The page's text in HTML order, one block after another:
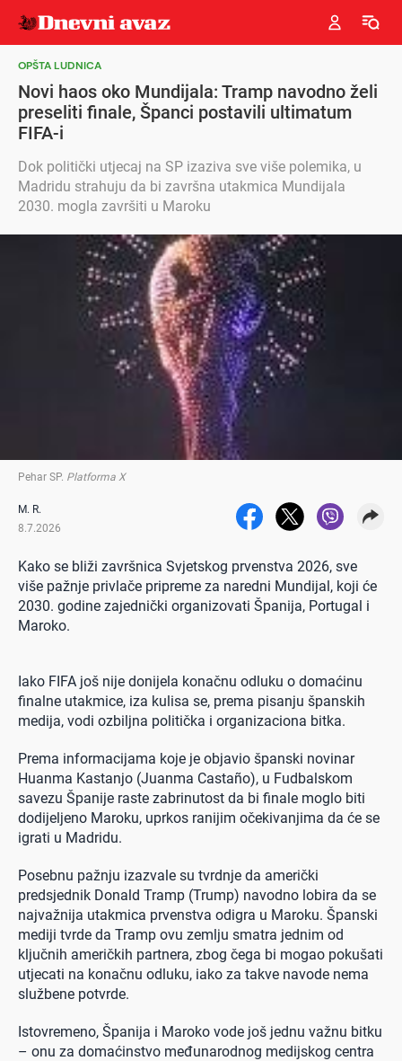
OPŠTA LUDNICA
Novi haos oko Mundijala: Tramp navodno želi
preseliti finale, Španci postavili ultimatum
FIFA-i
Dok politički utjecaj na SP izaziva sve više polemika, u
Madridu strahuju da bi završna utakmica Mundijala
2030. mogla završiti u Maroku
Pehar SP. Platforma X
M. R.
8.7.2026
Kako se bliži završnica Svjetskog prvenstva 2026, sve
više pažnje privlače pripreme za naredni Mundijal, koji će
2030. godine zajednički organizovati Španija, Portugal i
Maroko.
Iako FIFA još nije donijela konačnu odluku o domaćinu
finalne utakmice, iza kulisa se, prema pisanju španskih
medija, vodi ozbiljna politička i organizaciona bitka.
Prema informacijama koje je objavio španski novinar
Huanma Kastanjo (Juanma Castaño), u Fudbalskom
savezu Španije raste zabrinutost da bi finale moglo biti
dodijeljeno Maroku, uprkos ranijim očekivanjima da će se
igrati u Madridu.
Posebnu pažnju izazvale su tvrdnje da američki
predsjednik Donald Tramp (Trump) navodno lobira da se
najvažnija utakmica prvenstva odigra u Maroku. Španski
mediji tvrde da Tramp ovu zemlju smatra jednim od
ključnih američkih partnera, zbog čega bi mogao pokušati
utjecati na konačnu odluku, iako za takve navode nema
službene potvrde.
Istovremeno, Španija i Maroko vode još jednu važnu bitku
– onu za domaćinstvo međunarodnog medijskog centra